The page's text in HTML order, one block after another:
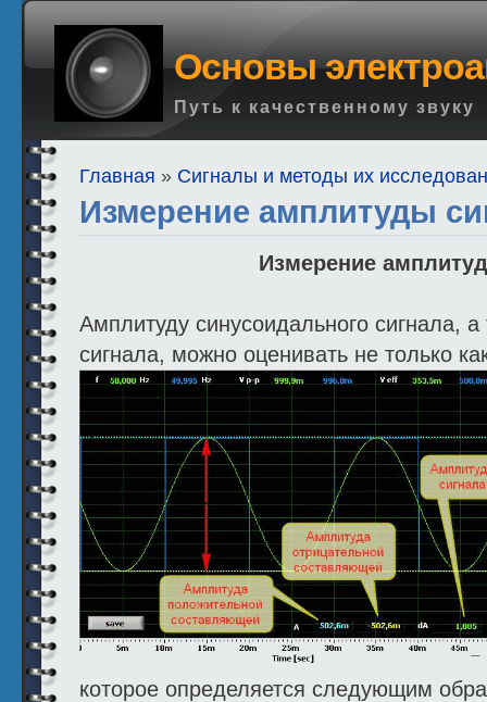
Основы
Путь к качественному звуку
Главная » Сигналы и методы их
Измерение амплитуды
Измерение
Амплитуду синусоидального сигнала, а
сигнала, можно оценивать не только
которое определяется следующим